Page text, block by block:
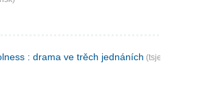
: drama ve trěch jednáních (tsjekkisk)